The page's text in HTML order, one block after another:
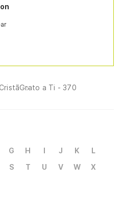
Grato a Ti - 370
G H I J K
L
S T U V W
X